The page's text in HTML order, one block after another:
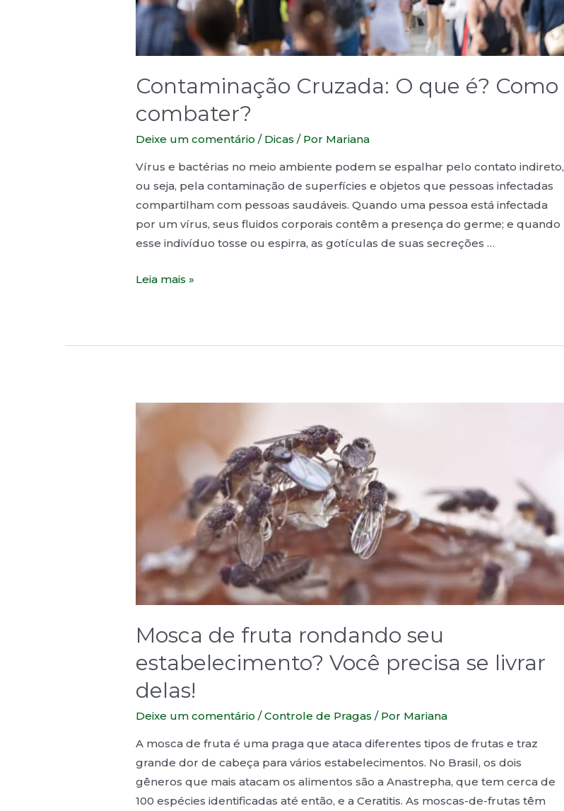
Contaminação Cruzada: O que é? Como
combater?
Deixe um comentário / Dicas / Por Mariana
Vírus e bactérias no meio ambiente podem se espalhar pelo contato indireto,
ou seja, pela contaminação de superfícies e objetos que pessoas infectadas
compartilham com pessoas saudáveis. Quando uma pessoa está infectada
por um vírus, seus fluidos corporais contêm a presença do germe; e quando
esse indivíduo tosse ou espirra, as gotículas de suas secreções …
Leia mais »
Mosca de fruta rondando seu
estabelecimento? Você precisa se livrar
delas!
Deixe um comentário /Controle de Pragas / Por Mariana
A mosca de fruta é uma praga que ataca diferentes tipos de frutas e traz
grande dor de cabeça para vários estabelecimentos. No Brasil, os dois
gêneros que mais atacam os alimentos são a Anastrepha, que tem cerca de
100 espécies identificadas até então, e a Ceratitis. As moscas-de-frutas têm